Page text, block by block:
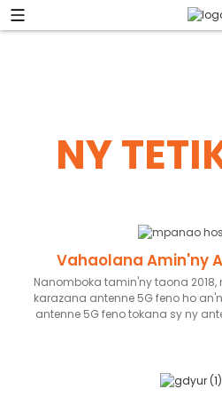
NY
Vahaolana Amin'ny
Nanomboka tamin'ny taona
karazana antenne 5G feno ho
antenne 5G feno tokana sy ny
fangatahana tsy tapaka. Ho